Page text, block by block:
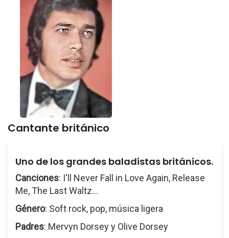
Cantante británico
Uno de los grandes baladistas británicos.
Canciones: I'll Never Fall in Love Again, Release
Me, The Last Waltz...
Género: Soft rock, pop, música ligera
Padres: Mervyn Dorsey y Olive Dorsey